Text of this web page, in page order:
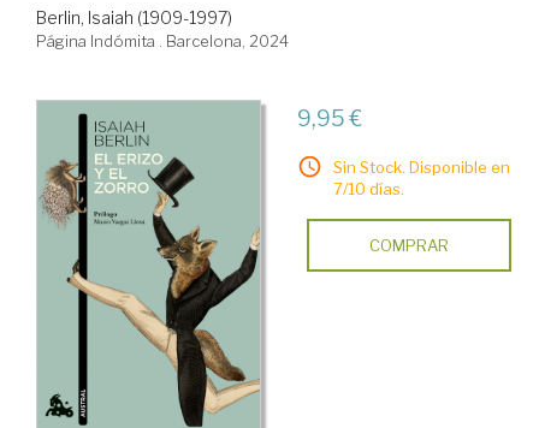
Berlin, Isaiah (1909-1997)
Página Indómita . Barcelona, 2024
9,95 €
Sin Stock. Disponible en
7/10 días.
COMPRAR